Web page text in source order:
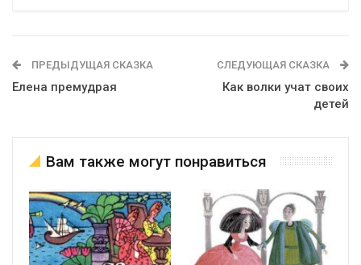
ПРЕДЫДУЩАЯ СКАЗКА
Елена премудрая
СЛЕДУЮЩАЯ СКАЗКА
Как волки учат своих
детей
Вам также могут понравиться